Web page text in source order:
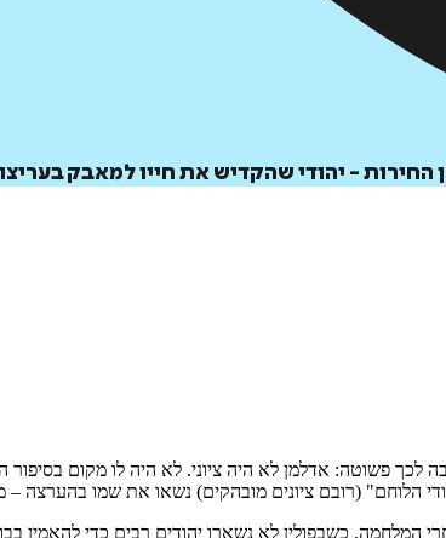
- יהודי שהקדיש את חייו למאבק
פשוטה: אדלמן לא היה ציוני. לא היה לו מקום בסיפור
הלוחם" (רובם ציונים מובהקים) נשאו את שמו בהערצה
כשבפולין לא נשארו יהודים רבים כדי להאמין